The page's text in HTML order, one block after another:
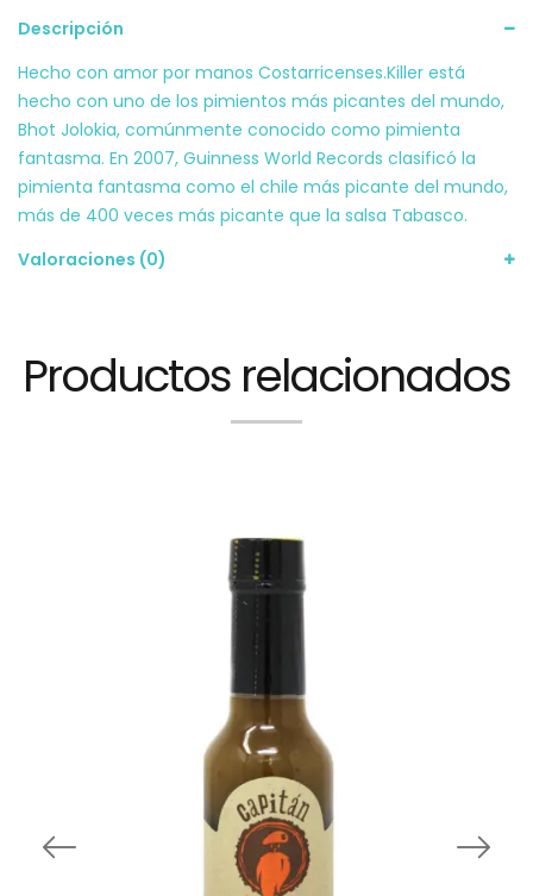
Descripción
Hecho con amor por manos Costarricenses.Killer está
hecho con uno de los pimientos más picantes del mundo,
Bhot Jolokia, comúnmente conocido como pimienta
fantasma. En 2007, Guinness World Records clasificó la
pimienta fantasma como el chile más picante del mundo,
más de 400 veces más picante que la salsa Tabasco.
Valoraciones (0)
Productos relacionados